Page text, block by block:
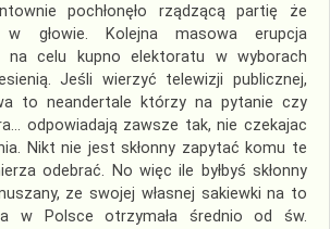
pochłonęło rządzącą partię że
głowie. Kolejna masowa erupcja
na celu kupno elektoratu w wyborach
Jeśli wierzyć telewizji publicznej,
to neandertale którzy na pytanie czy
odpowiadają zawsze tak, nie czekajac
Nikt nie jest skłonny zapytać komu te
odebrać. No więc ile byłbyś skłonny
ze swojej własnej sakiewki na to
w Polsce otrzymała średnio od św.